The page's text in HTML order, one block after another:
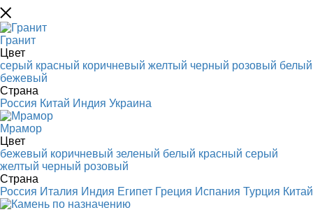
Гранит
Цвет
серый красный коричневый желтый черный розовый белый
бежевый
Страна
Россия Китай Индия Украина
Мрамор
Цвет
бежевый коричневый зеленый белый красный серый
желтый черный розовый
Страна
Россия Италия Индия Египет Греция Испания Турция Китай